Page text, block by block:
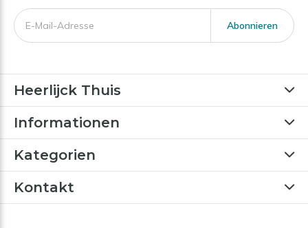
Abonnieren
Heerlijck Thuis
Informationen
Kategorien
Kontakt